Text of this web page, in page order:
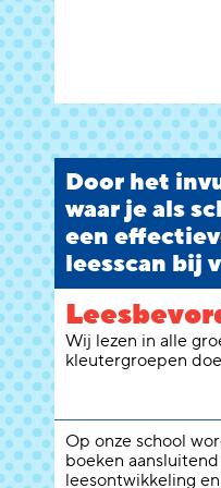
Door het
waar je als
een
leesscan bij
Wij lezen in alle
kleutergroepen
Op onze school
boeken
leesontwikkeling